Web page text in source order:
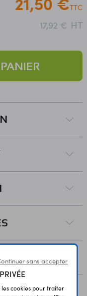
TTC
17,92 € HT
sans accepter
cookies pour traiter